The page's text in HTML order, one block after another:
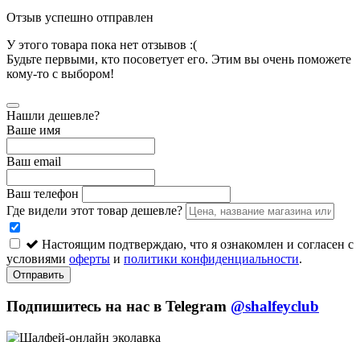
Отзыв успешно отправлен
У этого товара пока нет отзывов :(
Будьте первыми, кто посоветует его. Этим вы очень поможете
кому-то с выбором!
Нашли дешевле?
Ваше имя
Ваш email
Ваш телефон
Где видели этот товар дешевле?
Настоящим подтверждаю, что я ознакомлен и согласен с
условиями оферты и политики конфиденциальности.
Отправить
Подпишитесь на нас в Telegram @shalfeyclub